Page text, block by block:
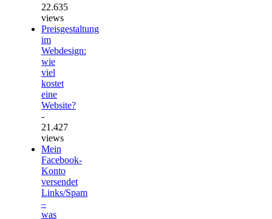
22.635
views
Preisgestaltung
im
Webdesign:
wie
viel
kostet
eine
Website?
-
21.427
views
Mein
Facebook-
Konto
versendet
Links/Spam
–
was